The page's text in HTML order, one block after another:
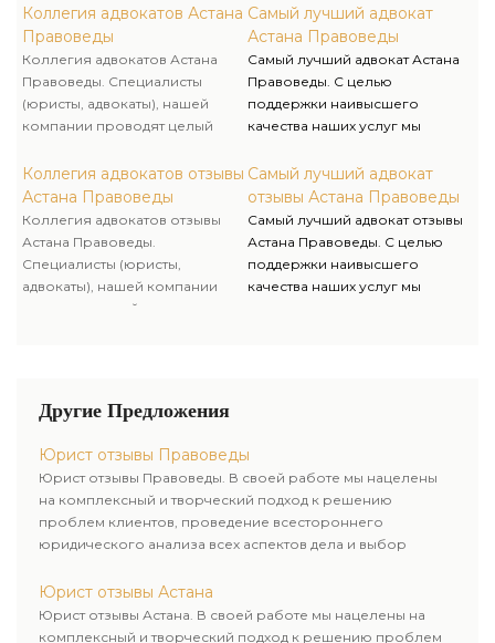
Вами документами, как по
нормам материального права,
так и по судебной практике.
Компания «Правоведы»
индивидуального подхода к
каждому клиенту.
Коллегия адвокатов Астана
Правоведы
Коллегия адвокатов Астана
Правоведы. Специалисты
(юристы, адвокаты), нашей
компании проводят целый
Вами документами, как по
нормам материального права,
так и по судебной практике.
Компания «Правоведы»
индивидуального подхода к
каждому клиенту.
Коллегия адвокатов отзывы
Астана Правоведы
Коллегия адвокатов отзывы
Астана Правоведы.
Специалисты (юристы,
адвокаты), нашей компании
проводят целый анализ по
«Правоведы» индивидуального
эксклюзивной основе с рядом
профессионалов и внешних
консультантов по вопросам
средств массовой информации
и общественных организаций.
Самый лучший адвокат
Астана Правоведы
Самый лучший адвокат Астана
Правоведы. С целью
поддержки наивысшего
качества наших услуг мы
эксклюзивной основе с рядом
профессионалов и внешних
консультантов по вопросам
средств массовой информации
и общественных организаций.
Самый лучший адвокат
отзывы Астана Правоведы
Самый лучший адвокат отзывы
Астана Правоведы. С целью
поддержки наивысшего
качества наших услуг мы
Другие Предложения
Юрист отзывы Правоведы
Юрист отзывы Правоведы. В своей работе мы нацелены
на комплексный и творческий подход к решению
проблем клиентов, проведение всестороннего
юридического анализа всех аспектов дела и выбор
Юрист отзывы Астана
Юрист отзывы Астана. В своей работе мы нацелены на
комплексный и творческий подход к решению проблем